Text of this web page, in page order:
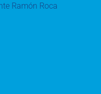
Ramón Roca